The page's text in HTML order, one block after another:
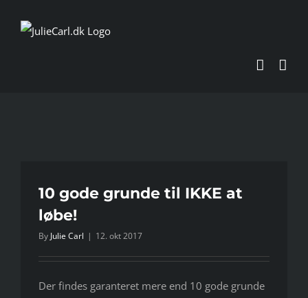
10 gode grunde til IKKE at
løbe!
By Julie Carl | 12. okt 2017
Der findes garanteret mere end 10 gode grunde